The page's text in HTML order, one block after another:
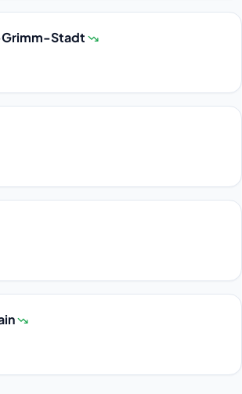
Grimm-Stadt